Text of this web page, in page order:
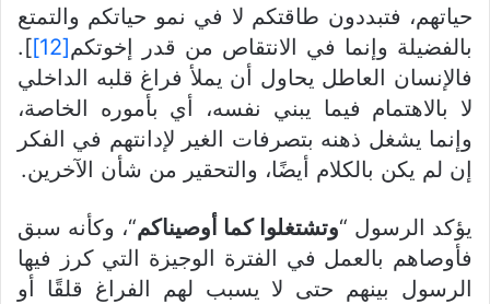
حياتهم، فتبددون طاقتكم لا في نمو حياتكم والتمتع
بالفضيلة وإنما في الانتقاص من قدر إخوتكم[12]
].
فالإنسان العاطل يحاول أن يملأ فراغ قلبه الداخلي
لا بالاهتمام فيما يبني نفسه، أي بأموره الخاصة،
وإنما يشغل ذهنه بتصرفات الغير لإدانتهم في الفكر
إن لم يكن بالكلام أيضًا، والتحقير من شأن الآخرين.
يؤكد الرسول “وتشتغلوا كما أوصيناكم“، وكأنه سبق
فأوصاهم بالعمل في الفترة الوجيزة التي كرز فيها
الرسول بينهم حتى لا يسبب لهم الفراغ قلقًا أو